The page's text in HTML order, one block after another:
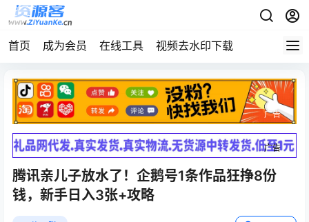
首页 成为会员 在线工具 视频去水印下载
广告
广告
腾讯亲儿子放水了！企鹅号1条作品狂挣8份
钱，新手日入3张+攻略